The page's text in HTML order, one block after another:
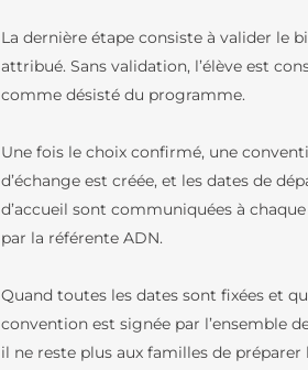
La dernière étape consiste à valider le
attribué. Sans validation, l’élève est
comme désisté du programme.
Une fois le choix confirmé, une
d’échange est créée, et les dates de
d’accueil sont communiquées à
par la référente ADN.
Quand toutes les dates sont fixées et
convention est signée par l’ensemble
il ne reste plus aux familles de préparer